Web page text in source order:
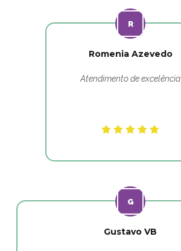
Romenia Azevedo
Atendimento de excelência
Gustavo VB